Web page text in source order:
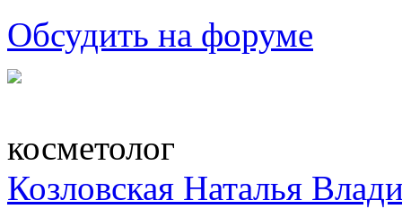
Обсудить на форуме
косметолог
Козловская Наталья